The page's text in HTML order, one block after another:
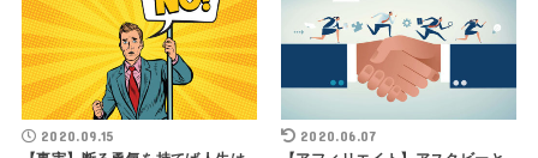
2020.09.15 2020.06.07